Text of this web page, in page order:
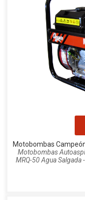
Motobombas
Motobombas
MRQ-50 Agua Salgada